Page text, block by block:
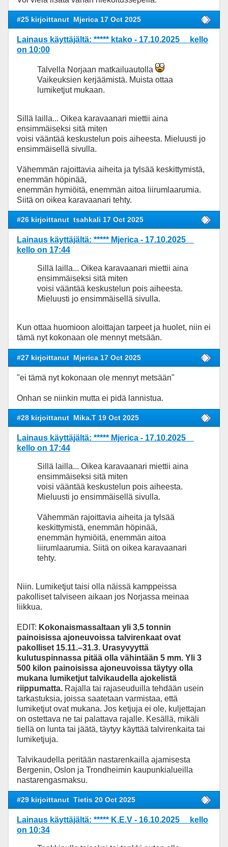
#25 kirjoittanut Mjerica 17 Oct 2025
Lainaus käyttäjältä: ***** ktako - 17.10.2025 kello
on 10:00
Talvella Norjaan matkailuautolla
Vaikeuksien kerjäämistä. Muista ottaa
lumiketjut mukaan.
Sillä lailla... Oikea karavaanari miettii aina
ensimmäiseksi sitä miten
voisi vääntää keskustelun pois aiheesta. Mieluusti jo
ensimmäisellä sivulla.
Vähemmän rajoittavia aiheita ja tylsää keskittymistä,
enemmän höpinää,
enemmän hymiöitä, enemmän aitoa liirumlaarumia.
Siitä on oikea karavaanari tehty.
#26 kirjoittanut tsahkali 17 Oct 2025
Lainaus käyttäjältä: ***** Mjerica - 17.10.2025
kello on 17:44
Sillä lailla... Oikea karavaanari miettii aina
ensimmäiseksi sitä miten
voisi vääntää keskustelun pois aiheesta.
Mieluusti jo ensimmäisellä sivulla.
Kun ottaa huomioon aloittajan tarpeet ja huolet, niin ei
tämä nyt kokonaan ole mennyt metsään.
#27 kirjoittanut Mjerica 17 Oct 2025
"ei tämä nyt kokonaan ole mennyt metsään"
Onhan se niinkin mutta ei pidä lannistua.
#28 kirjoittanut Mika.T 19 Oct 2025
Lainaus käyttäjältä: ***** Mjerica - 17.10.2025
kello on 17:44
Sillä lailla... Oikea karavaanari miettii aina
ensimmäiseksi sitä miten
voisi vääntää keskustelun pois aiheesta.
Mieluusti jo ensimmäisellä sivulla.
Vähemmän rajoittavia aiheita ja tylsää
keskittymistä, enemmän höpinää,
enemmän hymiöitä, enemmän aitoa
liirumlaarumia. Siitä on oikea karavaanari
tehty.
Niin. Lumiketjut taisi olla näissä kamppeissa
pakolliset talviseen aikaan jos Norjassa meinaa
liikkua.
EDIT: Kokonaismassaltaan yli 3,5 tonnin
painoisissa ajoneuvoissa talvirenkaat ovat
pakolliset 15.11.–31.3. Urasyvyyttä
kulutuspinnassa pitää olla vähintään 5 mm. Yli 3
500 kilon painoisissa ajoneuvoissa täytyy olla
mukana lumiketjut talvikaudella ajokelistä
riippumatta. Rajalla tai rajaseuduilla tehdään usein
tarkastuksia, joissa saatetaan varmistaa, että
lumiketjut ovat mukana. Jos ketjuja ei ole, kuljettajan
on ostettava ne tai palattava rajalle. Kesällä, mikäli
tiellä on lunta tai jäätä, täytyy käyttää talvirenkaita tai
lumiketjuja.
Talvikaudella peritään nastarenkailla ajamisesta
Bergenin, Oslon ja Trondheimin kaupunkialueilla
nastarengasmaksu.
#29 kirjoittanut Tietis 20 Oct 2025
Lainaus käyttäjältä: ***** K.E.V - 16.10.2025 kello
on 10:34